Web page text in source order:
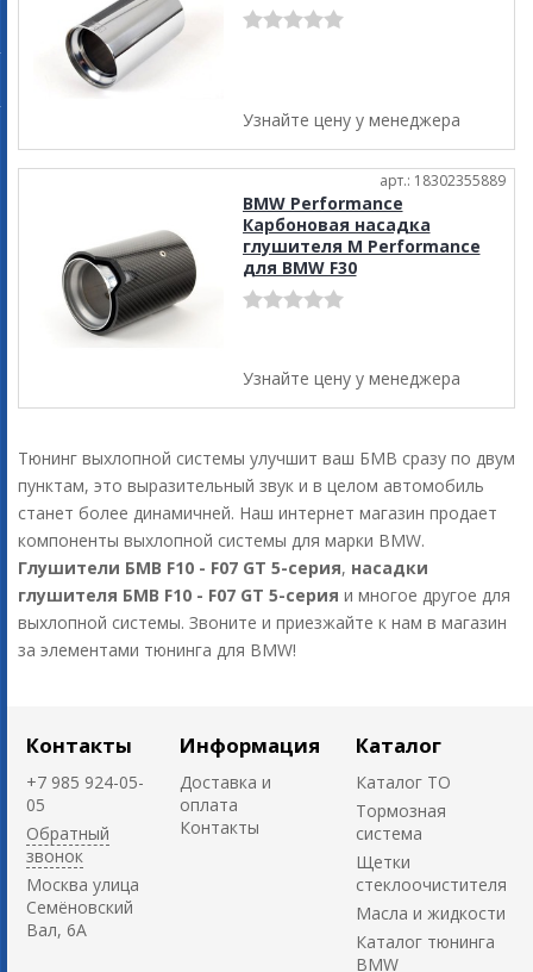
Узнайте цену у менеджера
арт.: 18302355889
BMW Performance
Карбоновая насадка
глушителя M Performance
для BMW F30
Узнайте цену у менеджера
Тюнинг выхлопной системы улучшит ваш БМВ сразу по двум
пунктам, это выразительный звук и в целом автомобиль
станет более динамичней. Наш интернет магазин продает
компоненты выхлопной системы для марки BMW.
Глушители БМВ F10 - F07 GT 5-серия, насадки
глушителя БМВ F10 - F07 GT 5-серия и многое другое для
выхлопной системы. Звоните и приезжайте к нам в магазин
за элементами тюнинга для BMW!
Контакты
+7 985 924-05-
05
Обратный
звонок
Москва улица
Семёновский
Вал, 6А
Информация
Доставка и
оплата
Контакты
Каталог
Каталог ТО
Тормозная
система
Щетки
стеклоочистителя
Масла и жидкости
Каталог тюнинга
BMW